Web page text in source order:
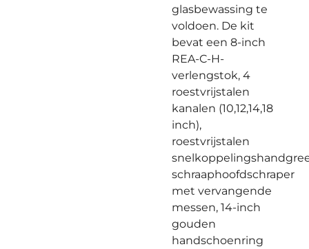
glasbewassing te
voldoen. De kit
bevat een 8-inch
REA-C-H-
verlengstok, 4
roestvrijstalen
kanalen (10,12,14,18
inch),
roestvrijstalen
schraaphoofdschraper
met vervangende
messen, 14-inch
gouden
handschoenring